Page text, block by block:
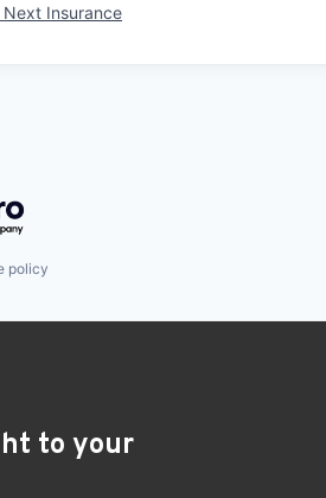
Next Insurance
policy
to your